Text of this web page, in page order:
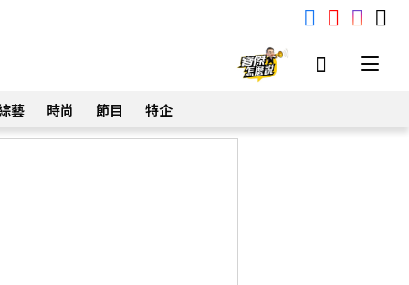
藝 時尚 節目 特企